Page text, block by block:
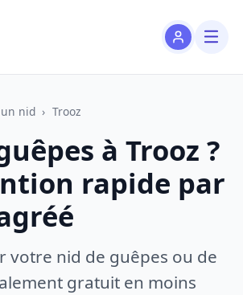
nid › Trooz
à Trooz ?
rapide par
votre nid de guêpes ou de
gratuit en moins